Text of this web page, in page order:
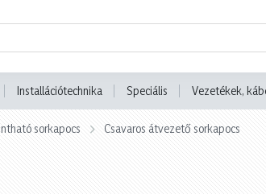
Installációtechnika Speciális Vezetékek,
sorkapocs Csavaros átvezető sorkapocs